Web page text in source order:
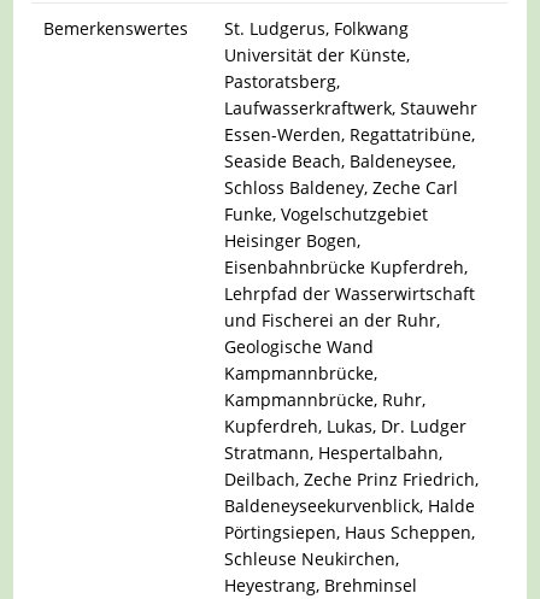
Bemerkenswertes
St. Ludgerus, Folkwang
Universität der Künste,
Pastoratsberg,
Laufwasserkraftwerk, Stauwehr
Essen-Werden, Regattatribüne,
Seaside Beach, Baldeneysee,
Schloss Baldeney, Zeche Carl
Funke, Vogelschutzgebiet
Heisinger Bogen,
Eisenbahnbrücke Kupferdreh,
Lehrpfad der Wasserwirtschaft
und Fischerei an der Ruhr,
Geologische Wand
Kampmannbrücke,
Kampmannbrücke, Ruhr,
Kupferdreh, Lukas, Dr. Ludger
Stratmann, Hespertalbahn,
Deilbach, Zeche Prinz Friedrich,
Baldeneyseekurvenblick, Halde
Pörtingsiepen, Haus Scheppen,
Schleuse Neukirchen,
Heyestrang, Brehminsel